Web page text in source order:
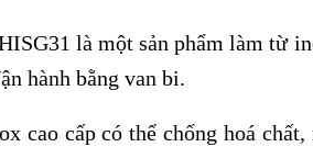
là một sản phẩm làm từ
hành bằng van bi.
cao cấp có thể chống hoá